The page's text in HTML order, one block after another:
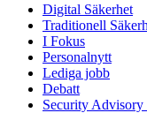
Digital Säkerhet
Traditionell
I Fokus
Personalnytt
Lediga jobb
Debatt
Security Advisory